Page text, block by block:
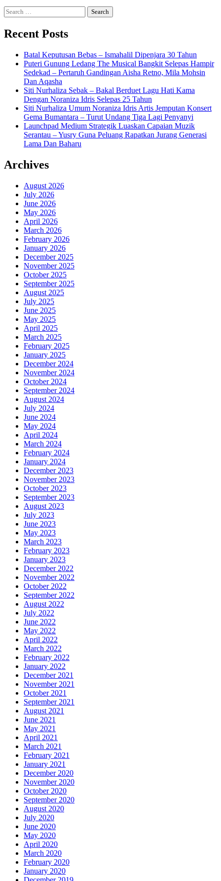
Search
for:
Recent Posts
Batal Keputusan Bebas – Ismahalil Dipenjara 30 Tahun
Puteri Gunung Ledang The Musical Bangkit Selepas Hampir
Sedekad – Pertaruh Gandingan Aisha Retno, Mila Mohsin
Dan Aqasha
Siti Nurhaliza Sebak – Bakal Berduet Lagu Hati Kama
Dengan Noraniza Idris Selepas 25 Tahun
Siti Nurhaliza Umum Noraniza Idris Artis Jemputan Konsert
Gema Bumantara – Turut Undang Tiga Lagi Penyanyi
Launchpad Medium Strategik Luaskan Capaian Muzik
Serantau – Yusry Guna Peluang Rapatkan Jurang Generasi
Lama Dan Baharu
Archives
August 2026
July 2026
June 2026
May 2026
April 2026
March 2026
February 2026
January 2026
December 2025
November 2025
October 2025
September 2025
August 2025
July 2025
June 2025
May 2025
April 2025
March 2025
February 2025
January 2025
December 2024
November 2024
October 2024
September 2024
August 2024
July 2024
June 2024
May 2024
April 2024
March 2024
February 2024
January 2024
December 2023
November 2023
October 2023
September 2023
August 2023
July 2023
June 2023
May 2023
March 2023
February 2023
January 2023
December 2022
November 2022
October 2022
September 2022
August 2022
July 2022
June 2022
May 2022
April 2022
March 2022
February 2022
January 2022
December 2021
November 2021
October 2021
September 2021
August 2021
June 2021
May 2021
April 2021
March 2021
February 2021
January 2021
December 2020
November 2020
October 2020
September 2020
August 2020
July 2020
June 2020
May 2020
April 2020
March 2020
February 2020
January 2020